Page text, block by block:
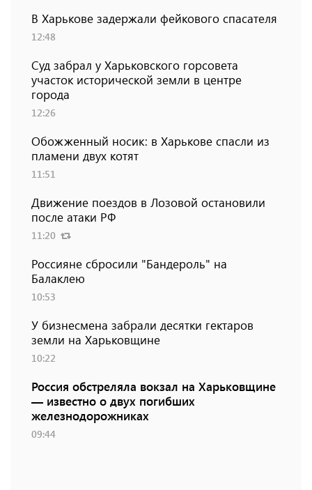
В Харькове задержали фейкового спасателя
12:48
Суд забрал у Харьковского горсовета
участок исторической земли в центре
города
12:26
Обожженный носик: в Харькове спасли из
пламени двух котят
11:51
Движение поездов в Лозовой остановили
после атаки РФ
11:20
Россияне сбросили "Бандероль" на
Балаклею
10:53
У бизнесмена забрали десятки гектаров
земли на Харьковщине
10:22
Россия обстреляла вокзал на Харьковщине
— известно о двух погибших
железнодорожниках
09:44